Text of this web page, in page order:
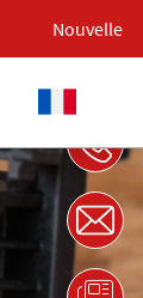
Nouvelle